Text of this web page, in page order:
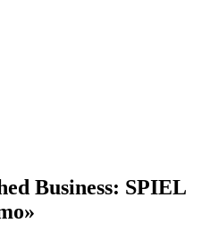
Business: SPIEL